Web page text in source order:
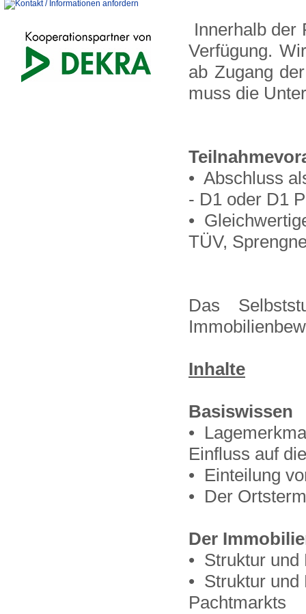
Innerhalb der
Verfügung.
ab Zugang
muss die
• Abschluss
- D1 oder D1
•
TÜV,
Das
Inhalte
Basiswissen
•
Einfluss auf
• Einteilung
• Der
Der
• Struktur und
• Struktur und
Pachtmarkts